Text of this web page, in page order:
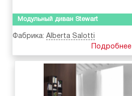
Модульный диван Stewart
Фабрика: Alberta Salotti
Подробнее